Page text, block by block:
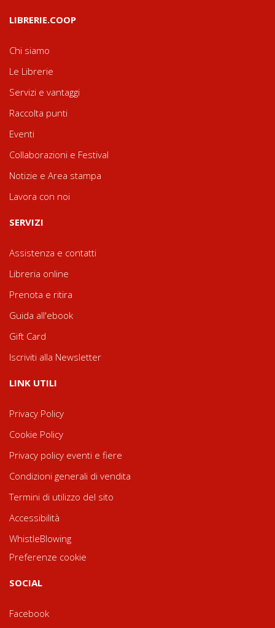
LIBRERIE.COOP
Chi siamo
Le Librerie
Servizi e vantaggi
Raccolta punti
Eventi
Collaborazioni e Festival
Notizie e Area stampa
Lavora con noi
SERVIZI
Assistenza e contatti
Libreria online
Prenota e ritira
Guida all'ebook
Gift Card
Iscriviti alla Newsletter
LINK UTILI
Privacy Policy
Cookie Policy
Privacy policy eventi e fiere
Condizioni generali di vendita
Termini di utilizzo del sito
Accessibilità
WhistleBlowing
Preferenze cookie
SOCIAL
Facebook